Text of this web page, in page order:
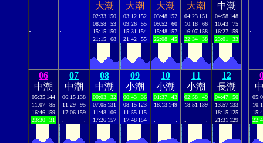
. .
大潮
02:33 150
08:58
53
15:15 150
21:15
68
大潮
03:12 152
09:26
55
15:31 154
21:42
55
大潮
03:48 152
09:52
60
15:48 157
22:08
45
大潮
04:23 151
10:18
66
16:07 158
22:34
38
中潮
04:58 148
10:43
75
16:27 159
23:01
33
06
中潮
05:35 144
11:07
85
16:46 159
23:30
31
07
中潮
06:15 138
11:29
95
17:06 159
08
中潮
00:03
32
07:05 131
11:48 106
17:26 157
09
小潮
00:43
36
08:15 123
11:55 115
17:48 154
10
小潮
01:37
43
18:13 149
11
小潮
02:58
49
18:51 139
12
長潮
04:47
50
13:57 133
18:15 125
21:31 129
.